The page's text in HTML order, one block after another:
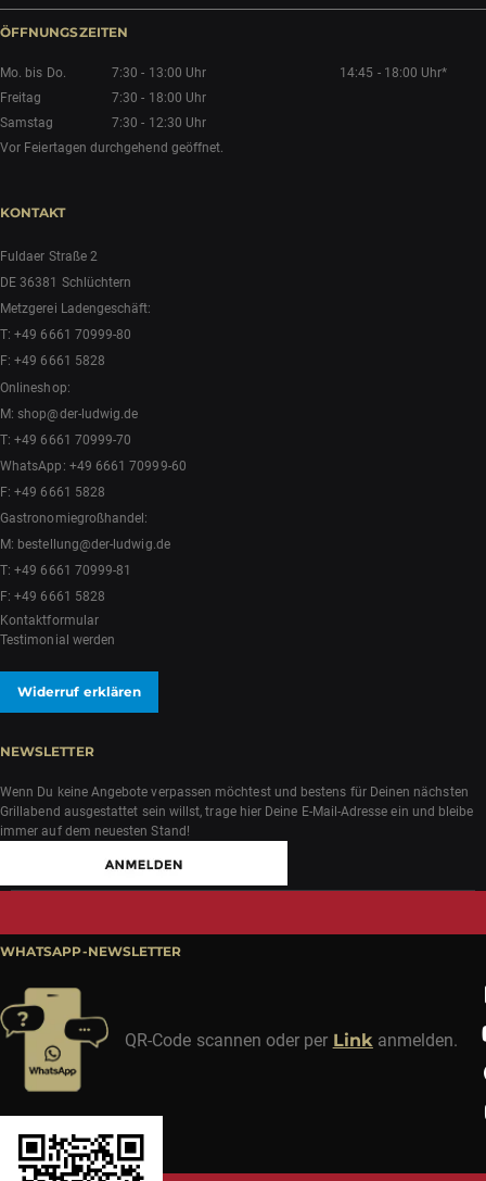
ÖFFNUNGSZEITEN
Mo. bis Do. 7:30 - 13:00 Uhr
14:45 - 18:00 Uhr*
Freitag
7:30 - 18:00 Uhr
Samstag
7:30 - 12:30 Uhr
Vor Feiertagen durchgehend geöffnet.
KONTAKT
Fuldaer Straße 2
DE 36381 Schlüchtern
Metzgerei Ladengeschäft:
T:+49 6661 70999-80
F: +49 6661 5828
Onlineshop:
M:shop@der-ludwig.de
T:+49 6661 70999-70
WhatsApp: +49 6661 70999-60
F: +49 6661 5828
Gastronomiegroßhandel:
M: bestellung@der-ludwig.de
T:+49 6661 70999-81
F: +49 6661 5828
Kontaktformular
Testimonial werden
Widerruf erklären
NEWSLETTER
Wenn Du keine Angebote verpassen möchtest und bestens für Deinen nächsten
Grillabend ausgestattet sein willst, trage hier Deine E-Mail-Adresse ein und bleibe
immer auf dem neuesten Stand!
WHATSAPP-NEWSLETTER
QR-Code scannen oder per Link anmelden.